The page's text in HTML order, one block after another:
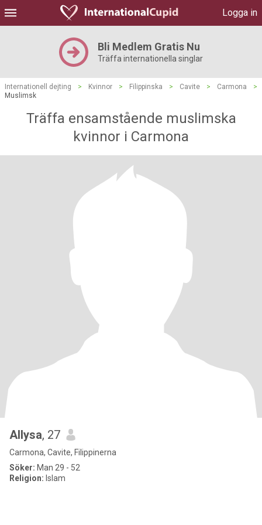
Logga in
Bli Medlem Gratis Nu
Träffa internationella singlar
Internationell dejting > Kvinnor > Filippinska > Cavite > Carmona
>
Muslimsk
Träffa ensamstående muslimska
kvinnor i Carmona
Allysa, 27
Carmona, Cavite, Filippinerna
Söker: Man 29 - 52
Religion: Islam